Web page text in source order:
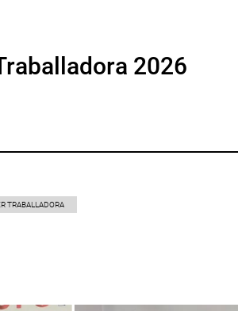
2026
TRABALLADORA